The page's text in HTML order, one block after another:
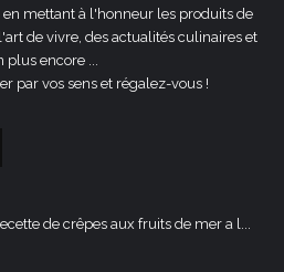
en mettant à l'honneur les produits de
de vivre, des actualités culinaires et
plus encore ...
par vos sens et régalez-vous !
de crêpes aux fruits de mer a l...